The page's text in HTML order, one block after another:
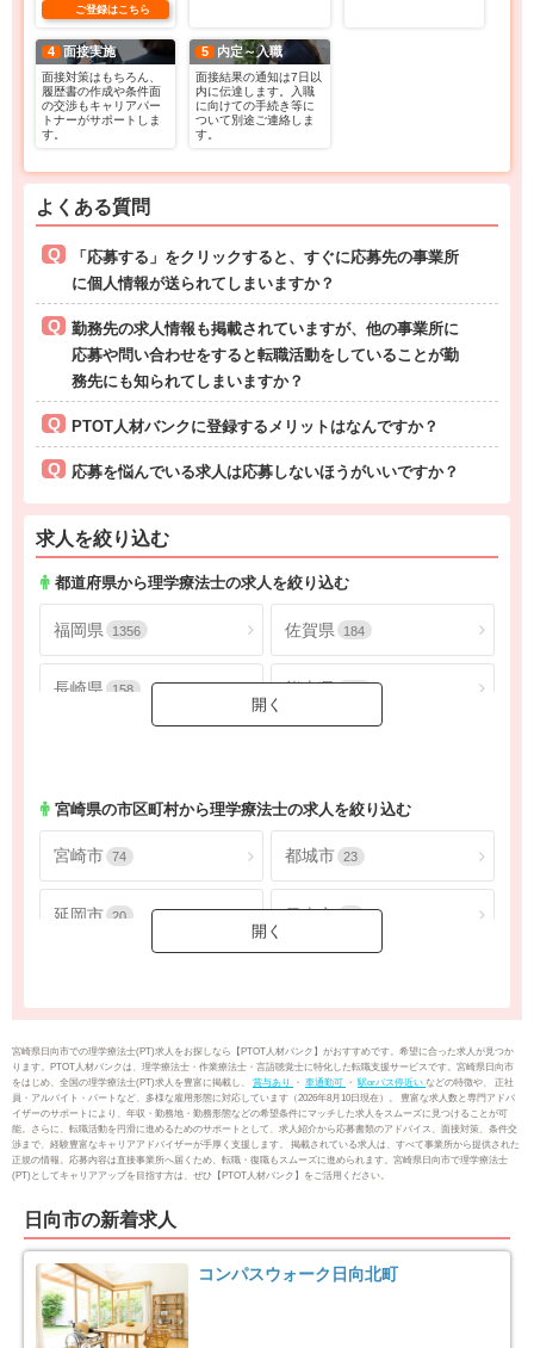
ご登録はこちら
4 面接実施
面接対策はもちろん、
履歴書の作成や条件面
の交渉もキャリアパー
トナーがサポートしま
す。
5 内定～入職
面接結果の通知は7日以
内に伝達します。入職
に向けての手続き等に
ついて別途ご連絡しま
す。
よくある質問
「応募する」をクリックすると、すぐに応募先の事業所
に個人情報が送られてしまいますか？
勤務先の求人情報も掲載されていますが、他の事業所に
応募や問い合わせをすると転職活動をしていることが勤
務先にも知られてしまいますか？
PTOT人材バンクに登録するメリットはなんですか？
応募を悩んでいる求人は応募しないほうがいいですか？
求人を絞り込む
都道府県から理学療法士の求人を絞り込む
福岡県 1356 佐賀県 184
長崎県 158 熊本県
鹿児島県 315 沖縄県 260
宮崎県の市区町村から理学療法士の求人を絞り込む
宮崎市 74 都城市 23
延岡市 20 日南市
えびの市 1 北諸県郡三股町 4
西諸県郡高原町 1 児湯郡新富町 3
東臼杵郡門川町
宮崎県日向市での理学療法士(PT)求人をお探しなら【PTOT人材バンク】がおすすめです。希望に合った求人が見つか
ります。PTOT人材バンクは、理学療法士・作業療法士・言語聴覚士に特化した転職支援サービスです。宮崎県日向市
をはじめ、全国の理学療法士(PT)求人を豊富に掲載し、 賞与あり ・ 車通勤可 ・ 駅orバス停近い などの特徴や、 正社
員・アルバイト・パートなど、多様な雇用形態に対応しています（2026年8月10日現在）。 豊富な求人数と専門アドバ
イザーのサポートにより、年収・勤務地・勤務形態などの希望条件にマッチした求人をスムーズに見つけることが可
能。さらに、転職活動を円滑に進めるためのサポートとして、求人紹介から応募書類のアドバイス、面接対策、条件交
渉まで、経験豊富なキャリアアドバイザーが手厚く支援します。 掲載されている求人は、すべて事業所から提供された
正規の情報。応募内容は直接事業所へ届くため、転職・復職もスムーズに進められます。宮崎県日向市で理学療法士
(PT)としてキャリアアップを目指す方は、ぜひ【PTOT人材バンク】をご活用ください。
日向市の新着求人
コンパスウォーク日向北町